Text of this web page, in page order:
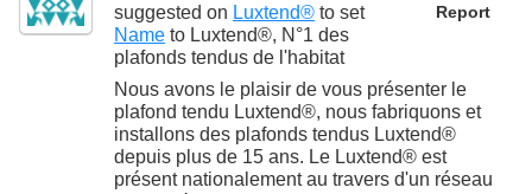
Report
suggested on Luxtend® to set
Name to Luxtend®, N°1 des
plafonds tendus de l'habitat
Nous avons le plaisir de vous présenter le
plafond tendu Luxtend®, nous fabriquons et
installons des plafonds tendus Luxtend®
depuis plus de 15 ans. Le Luxtend® est
présent nationalement au travers d'un réseau